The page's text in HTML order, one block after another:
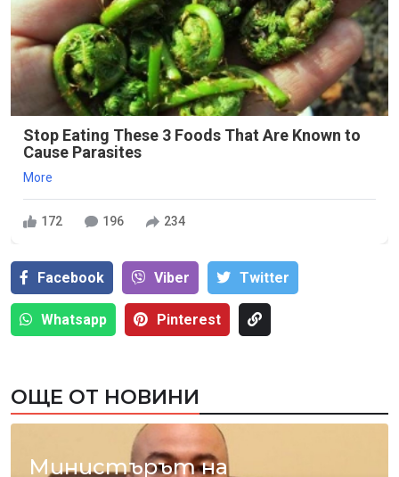
Stop Eating These 3 Foods That Are Known to
Cause Parasites
More
172 196 234
Facebook Viber Тwitter
Whatsapp Pinterest
ОЩЕ ОТ НОВИНИ
Министърът на